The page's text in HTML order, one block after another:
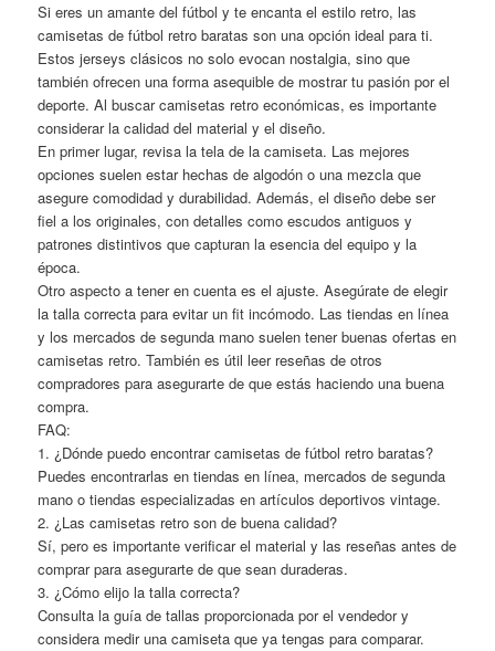
Si eres un amante del fútbol y te encanta el estilo retro, las
camisetas de fútbol retro baratas son una opción ideal para ti.
Estos jerseys clásicos no solo evocan nostalgia, sino que
también ofrecen una forma asequible de mostrar tu pasión por el
deporte. Al buscar camisetas retro económicas, es importante
considerar la calidad del material y el diseño.
En primer lugar, revisa la tela de la camiseta. Las mejores
opciones suelen estar hechas de algodón o una mezcla que
asegure comodidad y durabilidad. Además, el diseño debe ser
fiel a los originales, con detalles como escudos antiguos y
patrones distintivos que capturan la esencia del equipo y la
época.
Otro aspecto a tener en cuenta es el ajuste. Asegúrate de elegir
la talla correcta para evitar un fit incómodo. Las tiendas en línea
y los mercados de segunda mano suelen tener buenas ofertas en
camisetas retro. También es útil leer reseñas de otros
compradores para asegurarte de que estás haciendo una buena
compra.
FAQ:
1. ¿Dónde puedo encontrar camisetas de fútbol retro baratas?
Puedes encontrarlas en tiendas en línea, mercados de segunda
mano o tiendas especializadas en artículos deportivos vintage.
2. ¿Las camisetas retro son de buena calidad?
Sí, pero es importante verificar el material y las reseñas antes de
comprar para asegurarte de que sean duraderas.
3. ¿Cómo elijo la talla correcta?
Consulta la guía de tallas proporcionada por el vendedor y
considera medir una camiseta que ya tengas para comparar.